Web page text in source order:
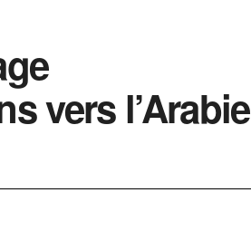
vers l’Arabie